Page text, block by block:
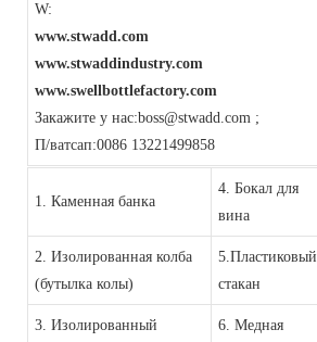
W:
www.stwadd.com
www.stwaddindustry.com
www.swellbottlefactory.com
Закажите у нас:boss@stwadd.com ;
П/ватсап:0086 13221499858
1. Каменная банка
4. Бокал для
вина
2. Изолированная колба
(бутылка колы)
5.Пластиковый
стакан
3. Изолированный
6. Медная